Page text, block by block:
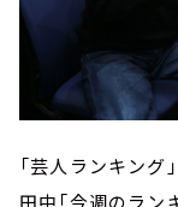
「芸人ランキング
田中「今週のラ